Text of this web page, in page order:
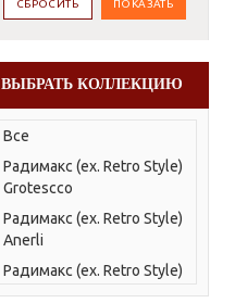
ВЫБРАТЬ КОЛЛЕКЦИЮ
Все
Радимакс (ex. Retro Style)
Grotescco
Радимакс (ex. Retro Style)
Anerli
Радимакс (ex. Retro Style)
Atena